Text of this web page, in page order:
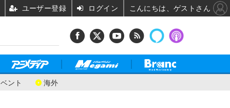
ント 海外
ユーザー登録 ログイン こんにちは、ゲストさん